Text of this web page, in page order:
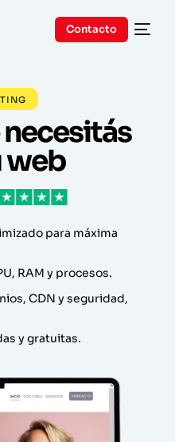
Contacto
web
para máxima
RAM y procesos.
CDN y seguridad,
y gratuitas.